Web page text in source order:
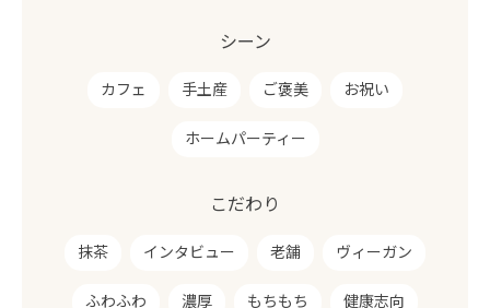
シーン
カフェ 手土産 ご褒美 お祝い
ホームパーティー
こだわり
抹茶 インタビュー 老舗 ヴィーガン
ふわふわ 濃厚 もちもち 健康志向